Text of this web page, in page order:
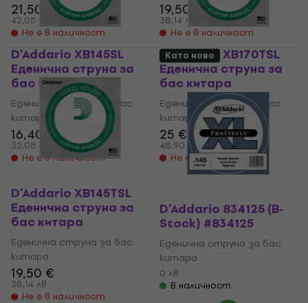
21,50 €
42,05 лв
Не е в наличност
19,50 €
38,14 лв
Не е в наличност
D'Addario XB145SL
Еденична струна за
бас китара
Еденична струна за бас
китара
16,40 €
32,08 лв
Не е в наличност
D'Addario XB170TSL
Еденична струна за
бас китара
Еденична струна за бас
китара
25 €
48,90 лв
Не е в наличност
D'Addario XB145TSL
Еденична струна за
бас китара
Еденична струна за бас
китара
19,50 €
38,14 лв
Не е в наличност
Като ново
D'Addario 834125 (B-
Stock) #834125
Еденична струна за бас
китара
0 лв
В наличност